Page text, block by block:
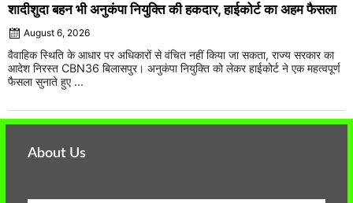
शादीशुदा बहन भी अनुकंपा नियुक्ति की हकदार, हाईकोर्ट का अहम फैसला
August 6, 2026
वैवाहिक स्थिति के आधार पर अधिकारों से वंचित नहीं किया जा सकता, राज्य सरकार का
आदेश निरस्त CBN36 बिलासपुर। अनुकंपा नियुक्ति को लेकर हाईकोर्ट ने एक महत्वपूर्ण
फैसला सुनाते हुए ...
About Us